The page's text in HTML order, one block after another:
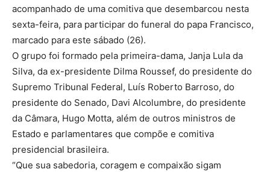
acompanhado de uma comitiva que desembarcou nesta
sexta-feira, para participar do funeral do papa Francisco,
marcado para este sábado (26).
O grupo foi formado pela primeira-dama, Janja Lula da
Silva, da ex-presidente Dilma Roussef, do presidente do
Supremo Tribunal Federal, Luís Roberto Barroso, do
presidente do Senado, Davi Alcolumbre, do presidente
da Câmara, Hugo Motta, além de outros ministros de
Estado e parlamentares que compõe e comitiva
presidencial brasileira.
“Que sua sabedoria, coragem e compaixão sigam